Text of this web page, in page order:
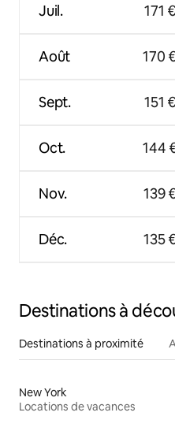
Juil.
Août
Sept.
Oct.
Nov.
Déc.
171 €
170
151 €
144
139
135
Destinations à
Destinations à proximité
New York
Locations de vacances